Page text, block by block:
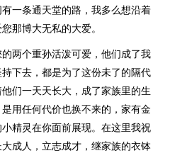
一条通天堂的路，我多么想沿着
那博大无私的大爱。
两个重孙活泼可爱，他们成了我
下去，都是为了这份未了的隔代
们一天天长大，成了家族里的生
用任何代价也换不来的，家有金
精灵在你面前展现。在这里我祝
成人，立志成才，继家族的衣钵